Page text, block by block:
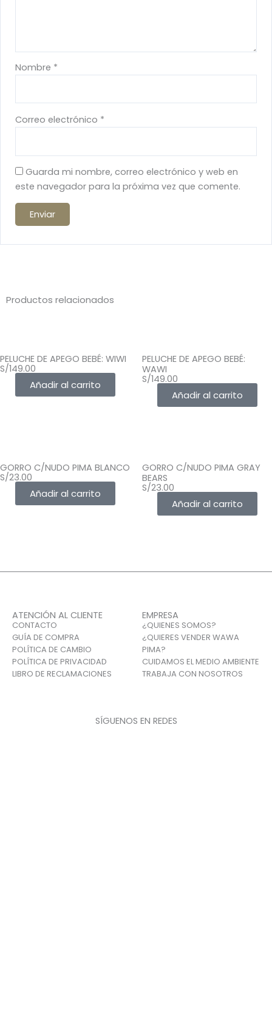
Nombre *
Correo electrónico *
Guarda mi nombre, correo electrónico y web en
este navegador para la próxima vez que comente.
Productos relacionados
PELUCHE DE APEGO BEBÉ: WIWI
S/149.00
Añadir al carrito
PELUCHE DE APEGO BEBÉ:
WAWI
S/149.00
Añadir al carrito
GORRO C/NUDO PIMA BLANCO
S/23.00
Añadir al carrito
GORRO C/NUDO PIMA GRAY
BEARS
S/23.00
Añadir al carrito
ATENCIÓN AL CLIENTE
CONTACTO
GUÍA DE COMPRA
POLÍTICA DE CAMBIO
POLÍTICA DE PRIVACIDAD
LIBRO DE RECLAMACIONES
EMPRESA
¿QUIENES SOMOS?
¿QUIERES VENDER WAWA
PIMA?
CUIDAMOS EL MEDIO AMBIENTE
TRABAJA CON NOSOTROS
SÍGUENOS EN REDES